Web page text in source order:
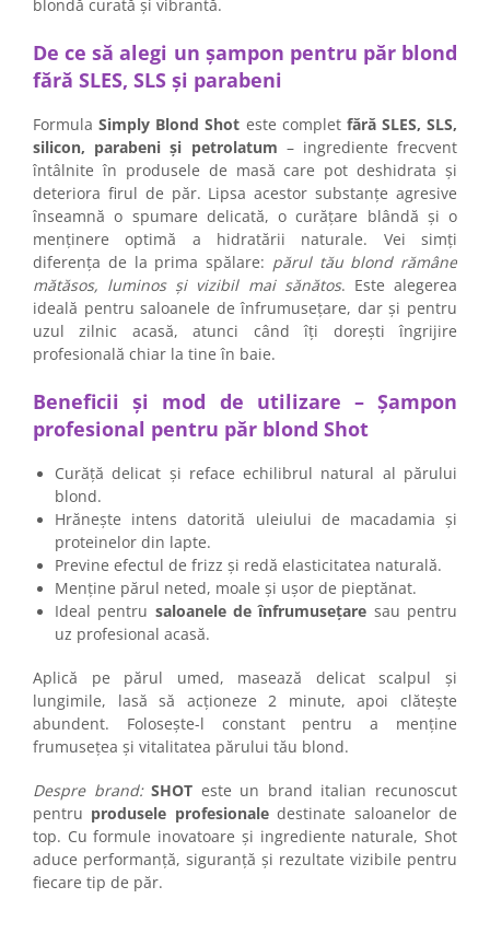
blondă curată și vibrantă.
De ce să alegi un șampon pentru păr blond
fără SLES, SLS și parabeni
FormulaSimply Blond Shot este complet fără SLES, SLS,
silicon, parabeni și petrolatum – ingrediente frecvent
întâlnite în produsele de masă care pot deshidrata și
deteriora firul de păr. Lipsa acestor substanțe agresive
înseamnă o spumare delicată, o curățare blândă și o
menținere optimă a hidratării naturale. Vei simți
diferența de la prima spălare: părul tău blond rămâne
mătăsos, luminos și vizibil mai sănătos. Este alegerea
ideală pentru saloanele de înfrumusețare, dar și pentru
uzul zilnic acasă, atunci când îți dorești îngrijire
profesională chiar la tine în baie.
Beneficii și mod de utilizare – Șampon
profesional pentru păr blond Shot
Curăță delicat și reface echilibrul natural al părului
blond.
Hrănește intens datorită uleiului de macadamia și
proteinelor din lapte.
Previne efectul de frizz și redă elasticitatea naturală.
Menține părul neted, moale și ușor de pieptănat.
Ideal pentru saloanele de înfrumusețare sau pentru
uz profesional acasă.
Aplică pe părul umed, masează delicat scalpul și
lungimile, lasă să acționeze 2 minute, apoi clătește
abundent. Folosește-l constant pentru a menține
frumusețea și vitalitatea părului tău blond.
Despre brand: SHOT este un brand italian recunoscut
pentru produsele profesionaledestinate saloanelor de
top. Cu formule inovatoare și ingrediente naturale, Shot
aduce performanță, siguranță și rezultate vizibile pentru
fiecare tip de păr.